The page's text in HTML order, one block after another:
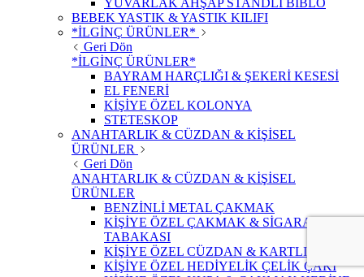
YUVARLAK AHŞAP STANDLI BİBLO
BEBEK YASTIK & YASTIK KILIFI
*İLGİNÇ ÜRÜNLER*
Geri Dön
*İLGİNÇ ÜRÜNLER*
BAYRAM HARÇLIĞI & ŞEKERİ KESESİ
EL FENERİ
KİŞİYE ÖZEL KOLONYA
STETESKOP
ANAHTARLIK & CÜZDAN & KİŞİSEL
ÜRÜNLER
Geri Dön
ANAHTARLIK & CÜZDAN & KİŞİSEL
ÜRÜNLER
BENZİNLİ METAL ÇAKMAK
KİŞİYE ÖZEL ÇAKMAK & SİGARA
TABAKASI
KİŞİYE ÖZEL CÜZDAN & KARTLIK
KİŞİYE ÖZEL HEDİYELİK ÇELİK ÇAKI